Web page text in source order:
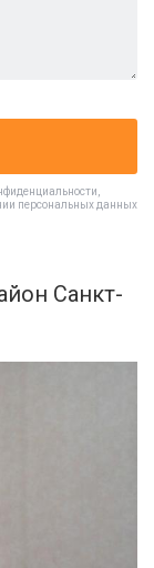
персональных данных
Санкт-